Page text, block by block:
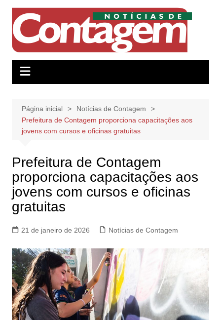
conteúdo
Página inicial
Notícias de Contagem
Prefeitura de Contagem proporciona capacitações aos
jovens com cursos e oficinas gratuitas
Prefeitura de Contagem
proporciona capacitações aos
jovens com cursos e oficinas
gratuitas
21 de janeiro de 2026 Notícias de Contagem